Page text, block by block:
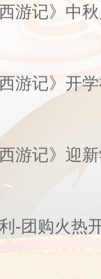
西游记》中
西游记》开
西游记》迎
-团购火热